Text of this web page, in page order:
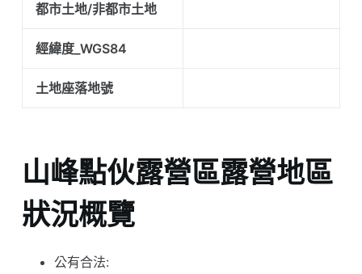
都市土地/非都市土地
經緯度_WGS84
土地座落地號
山峰點伙露營區露營地區
狀況概覽
公有合法: